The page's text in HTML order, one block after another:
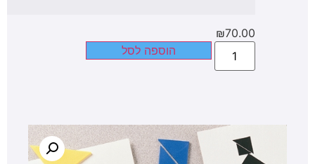
₪70.00
הוספה לסל